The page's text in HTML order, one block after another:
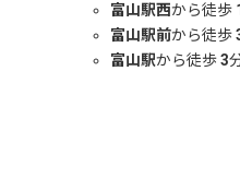
富山駅西から徒歩 1
富山駅前から徒歩
富山駅から徒歩3